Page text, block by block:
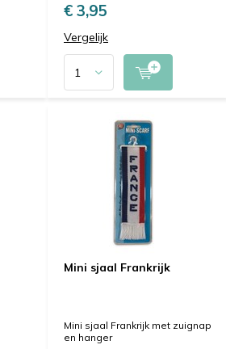
€ 3,95
Vergelijk
Mini sjaal Frankrijk
Mini sjaal Frankrijk met zuignap
en hanger